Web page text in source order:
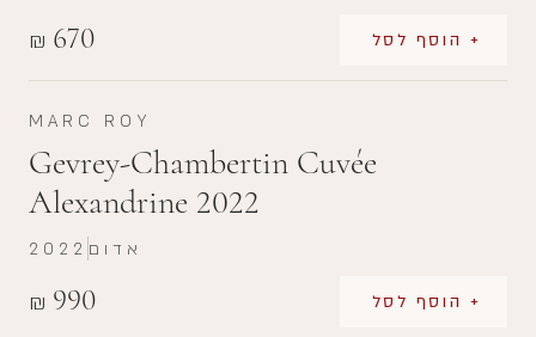
₪ 670 + הוסף לסל
MARC ROY
Gevrey-Chambertin Cuvée
Alexandrine 2022
₪ 990 + הוסף לסל
2022 אדום